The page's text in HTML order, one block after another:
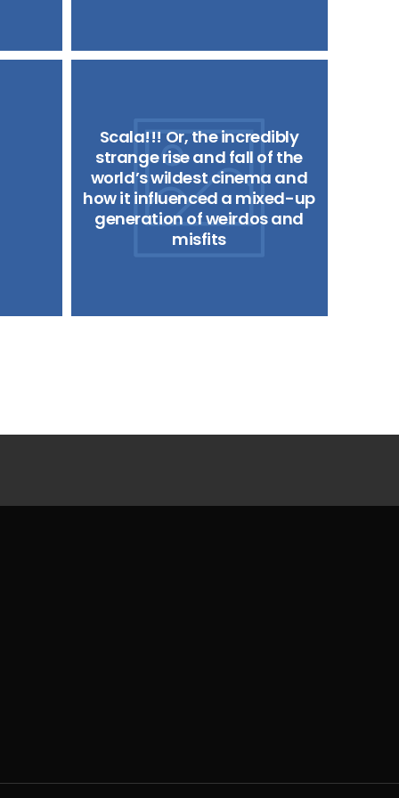
Scala!!! Or, the incredibly
strange rise and fall of the
world’s wildest cinema and
how it influenced a mixed-up
generation of weirdos and
misfits